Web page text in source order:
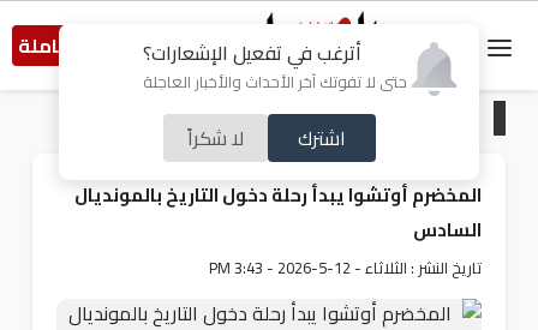
أترغب في تفعيل الإشعارات؟
حتى لا تفوتك آخر الأحداث والأخبار العاجلة
اشترك لا شكراً
النسخة الكاملة
رياضة
المخضرم أوتشوا يبدأ رحلة دخول التاريخ بالمونديال
السادس
تاريخ النشر : الثلاثاء - 12-5-2026 - 3:43 PM